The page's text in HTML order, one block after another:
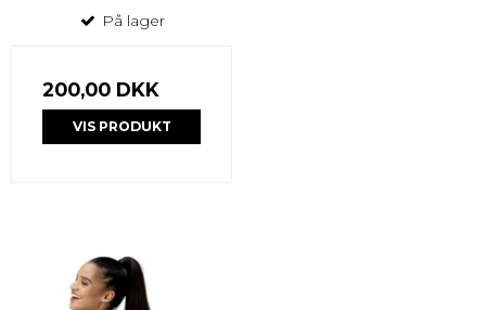
På lager
200,00 DKK
VIS PRODUKT